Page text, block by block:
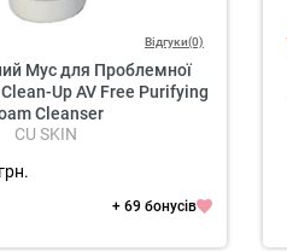
Відгуки(0)
Мус для Проблемної
Up AV Free Purifying
Cleanser
CU SKIN
грн.
+ 69 бонусів